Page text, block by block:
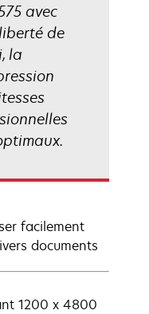
avec
de
la
facilement
documents
1200 x 4800